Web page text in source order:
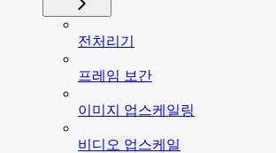
전처리기
프레임 보간
이미지 업스케일링
비디오 업스케일